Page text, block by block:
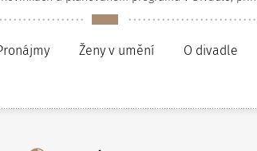
Ženy v umění O divadle